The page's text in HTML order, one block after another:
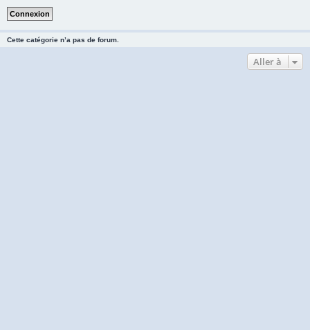
Cette catégorie n’a pas de forum.
Aller à